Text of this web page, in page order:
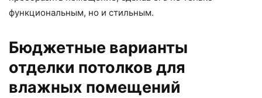
функциональным, но и стильным.
Бюджетные варианты
отделки потолков для
влажных помещений